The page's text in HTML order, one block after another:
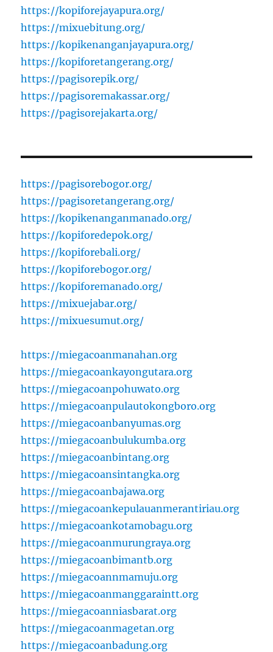
https://kopiforejayapura.org/
https://mixuebitung.org/
https://kopikenanganjayapura.org/
https://kopiforetangerang.org/
https://pagisorepik.org/
https://pagisoremakassar.org/
https://pagisorejakarta.org/
https://pagisorebogor.org/
https://pagisoretangerang.org/
https://kopikenanganmanado.org/
https://kopiforedepok.org/
https://kopiforebali.org/
https://kopiforebogor.org/
https://kopiforemanado.org/
https://mixuejabar.org/
https://mixuesumut.org/
https://miegacoanmanahan.org
https://miegacoankayongutara.org
https://miegacoanpohuwato.org
https://miegacoanpulautokongboro.org
https://miegacoanbanyumas.org
https://miegacoanbulukumba.org
https://miegacoanbintang.org
https://miegacoansintangka.org
https://miegacoanbajawa.org
https://miegacoankepulauanmerantiriau.org
https://miegacoankotamobagu.org
https://miegacoanmurungraya.org
https://miegacoanbimantb.org
https://miegacoannmamuju.org
https://miegacoanmanggaraintt.org
https://miegacoanniasbarat.org
https://miegacoanmagetan.org
https://miegacoanbadung.org